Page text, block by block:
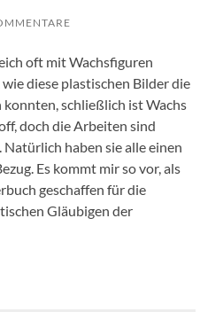
oft mit Wachsfiguren
diese plastischen Bilder die
schließlich ist Wachs
doch die Arbeiten sind
haben sie alle einen
Es kommt mir so vor, als
geschaffen für die
Gläubigen der